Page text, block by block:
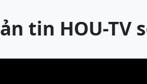
tin HOU-TV